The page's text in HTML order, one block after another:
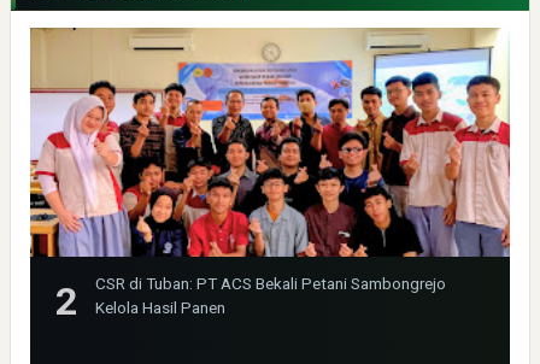
CSR di Tuban: PT ACS Bekali Petani Sambongrejo
Kelola Hasil Panen